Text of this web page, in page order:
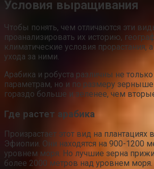
Условия выращивания
Чтобы понять, чем отличаются эти
проанализировать их историю,
климатические условия прорастания,
ухода за ними.
Арабика и робуста различны не
параметрам, но и по размеру
гораздо больше и зеленее, чем
Где растет арабика
Произрастает этот вид на плантациях
Эфиопии. Они находятся на 900-1200
уровнем моря. Но лучшие зерна
более 2000 метров над уровнем моря.